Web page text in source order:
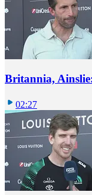
Britannia,
02:27